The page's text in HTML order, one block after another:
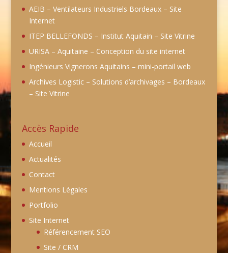
AEIB – Ventilateurs Industriels Bordeaux – Site
Internet
ITEP BELLEFONDS – Institut Aquitain – Site Vitrine
URISA – Aquitaine – Conception du site internet
Ingénieurs Vignerons Aquitains – mini-portail web
Archives Logistic – Solutions d’archivages – Bordeaux
– Site Vitrine
Accès Rapide
Accueil
Actualités
Contact
Mentions Légales
Portfolio
Site Internet
Référencement SEO
Site / CRM